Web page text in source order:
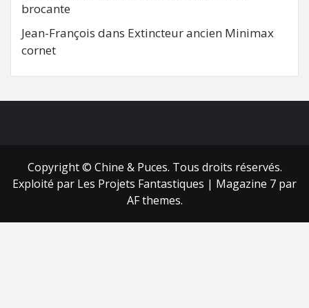
brocante
Jean-François dans Extincteur ancien Minimax
cornet
Copyright © Chine & Puces. Tous droits réservés.
Exploité par Les Projets Fantastiques | Magazine 7 par
AF themes.